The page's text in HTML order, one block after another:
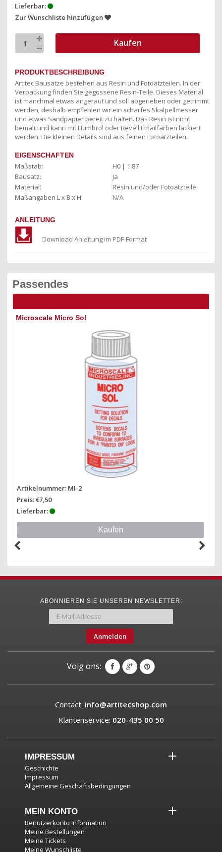
Lieferbar:
Zur Wunschliste hinzufügen
Kaufen
PRODUKTBESCHREIBUNG
Artitec Bausätze bestehen aus Resin und Fotoätzteilen. In der
Verpackung finden Sie gegossene Resin-Teile. Dieses Material
ist manchmal etwas angeraut und soll abgerieben oder getrimmt
werden, deshalb empfehlen wir ein scharfes Skalpellmesser
und etwas Sandpapier bereit zu halten. Das Resin ist nicht
bemalt und kann mit Humbrol oder Revell Emailfarben lackiert
werden. Die kleinen Details sind aus feinen Fotoätzteilen.
EIGENSCHAFTEN
Maßstab:
H0 | 1:87
Bausatz:
Ja
Material:
Resin und/oder Fotoätzteile
Maßangaben L x B x H:
N/A
ANLEITUNG
Download Anleitung im PDF-Format
Passendes
Microscale Micro Sol
Artikelnummer: MI-2
Preis: €7,50
Lieferbar:
Kaufen
ABONNIEREN SIE UNSEREN NEWSLETTER:
Anmelden
Volg ons:
Contact: info@artitecshop.com
Klantenservice: 020-435 00 50
IMPRESSUM
Geschichte
Impressum
Allgemeine Geschäftsbedingungen
MEIN KONTO
Benutzerkonto Information
Meine Bestellungen
Meine Tickets
Meine Wunschliste